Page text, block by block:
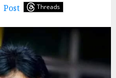
Post Threads